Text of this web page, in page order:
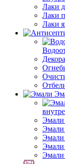
Лаки
Лаки
Лаки
Эмали
Эмали
Эмали
Эмали
Эмали